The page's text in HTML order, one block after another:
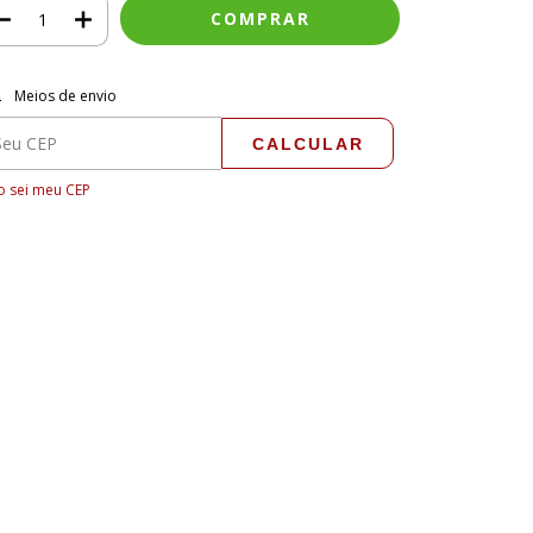
para o CEP:
Meios de envio
CALCULAR
sei meu CEP